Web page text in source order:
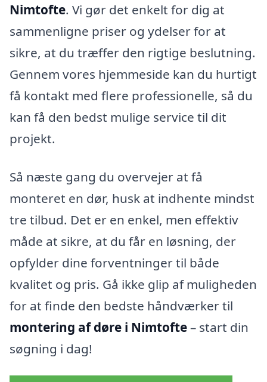
Nimtofte. Vi gør det enkelt for dig at
sammenligne priser og ydelser for at
sikre, at du træffer den rigtige beslutning.
Gennem vores hjemmeside kan du hurtigt
få kontakt med flere professionelle, så du
kan få den bedst mulige service til dit
projekt.
Så næste gang du overvejer at få
monteret en dør, husk at indhente mindst
tre tilbud. Det er en enkel, men effektiv
måde at sikre, at du får en løsning, der
opfylder dine forventninger til både
kvalitet og pris. Gå ikke glip af muligheden
for at finde den bedste håndværker til
montering af døre i Nimtofte– start din
søgning i dag!